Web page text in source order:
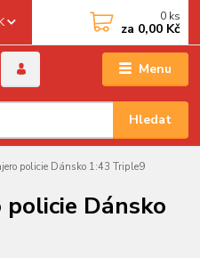
Menu
Hledat
0 ks
za 0,00 Kč
policie Dánsko 1:43 Triple9
Dánsko